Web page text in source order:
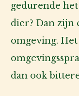
gedurende
dier? Dan zijn
omgeving.
dan ook